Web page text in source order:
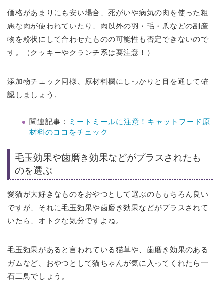
価格があまりにも安い場合、死がいや病気の肉を使った粗
悪な肉が使われていたり、肉以外の羽・毛・爪などの副産
物を粉状にして合わせたものの可能性も否定できないので
す。（クッキーやクランチ系は要注意！）
添加物チェック同様、原材料欄にしっかりと目を通して確
認しましょう。
関連記事： ミートミールに注意！キャットフード原
材料のココをチェック
毛玉効果や歯磨き効果などがプラスされたも
のを選ぶ
愛猫が大好きなものをおやつとして選ぶのももちろん良い
ですが、それに毛玉効果や歯磨き効果などがプラスされて
いたら、オトクな気分ですよね。
毛玉効果があると言われている猫草や、歯磨き効果のある
ガムなど、おやつとして猫ちゃんが気に入ってくれたら一
石二鳥でしょう。